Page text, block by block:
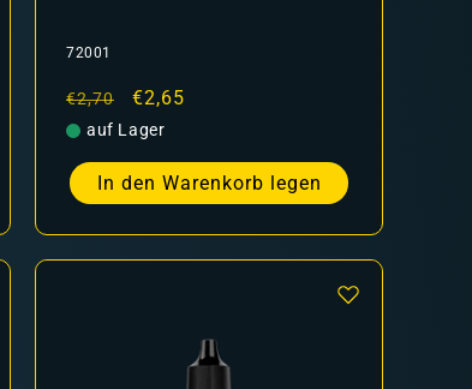
72001
Normaler
Preis
€2,70 Verkaufspreis
€2,65
auf Lager
In den Warenkorb legen